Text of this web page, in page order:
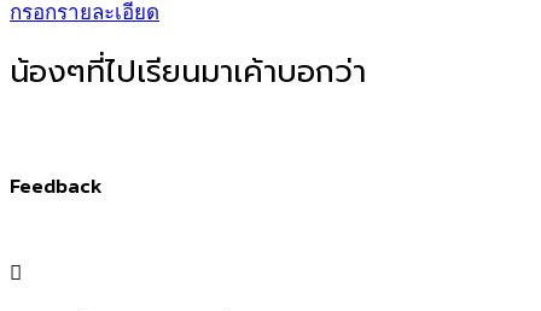
กรอกรายละเอียด
น้องๆที่ไปเรียนมาเค้าบอกว่า​
Feedback